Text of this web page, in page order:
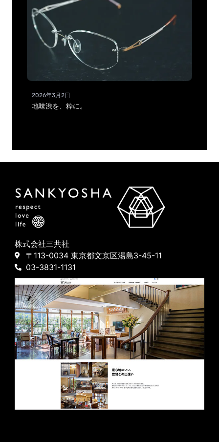
2026年3月2日
地味渋を、粋に。
株式会社三共社
〒113-0034 東京都文京区湯島3-45-11
03-3831-1131